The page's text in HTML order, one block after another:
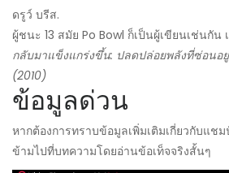
ดรูว์ บรีส.
ผู้ชนะ 13 สมัย Po Bowl ก็เป็นผู้เขียนเช่นกัน
กลับมาแข็งแกร่งขึ้น: ปลดปล่อยพลังที่ซ่อนอ
(2010)
ข้อมูลด่วน
หากต้องการทราบข้อมูลเพิ่มเติมเกี่ยวกับแช
ข้ามไปที่บทความโดยอ่านข้อเท็จจริงสั้นๆ